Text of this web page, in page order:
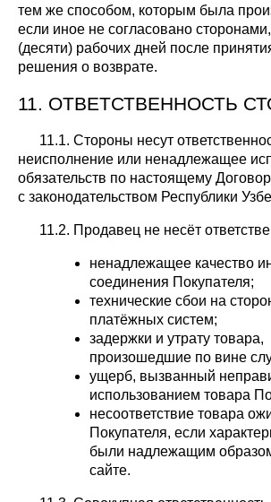
тем же способом, которым была
если иное не согласовано
(десяти) рабочих дней после
решения о возврате.
11. ОТВЕТСТВЕННОСТЬ
11.1. Стороны несут
неисполнение или ненадлежащее
обязательств по настоящему
с законодательством Республики
11.2. Продавец не несёт
ненадлежащее качество
соединения Покупателя;
технические сбои на
платёжных систем;
задержки и утрату товара,
произошедшие по вине
ущерб, вызванный
использованием товара
несоответствие товара
Покупателя, если
были надлежащим
сайте.